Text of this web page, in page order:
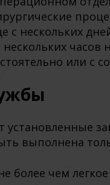
нескольких
часов
или с
выполнена
более чем